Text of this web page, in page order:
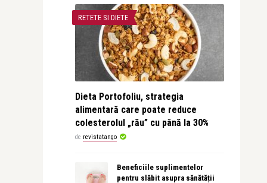
RETETE SI DIETE
Dieta Portofoliu, strategia
alimentară care poate reduce
colesterolul „rău” cu până la 30%
de revistatango
Beneficiile suplimentelor
pentru slăbit asupra sănătății